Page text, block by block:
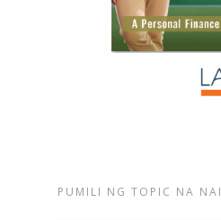
PUMILI NG TOPIC NA